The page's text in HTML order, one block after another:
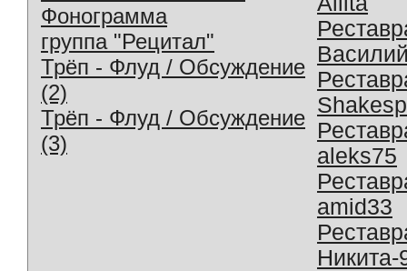
Фонограмма
группа "Рецитал"
Трёп - Флуд / Обсуждение
(2)
Трёп - Флуд / Обсуждение
(3)
aleks75
amid33
Никита-